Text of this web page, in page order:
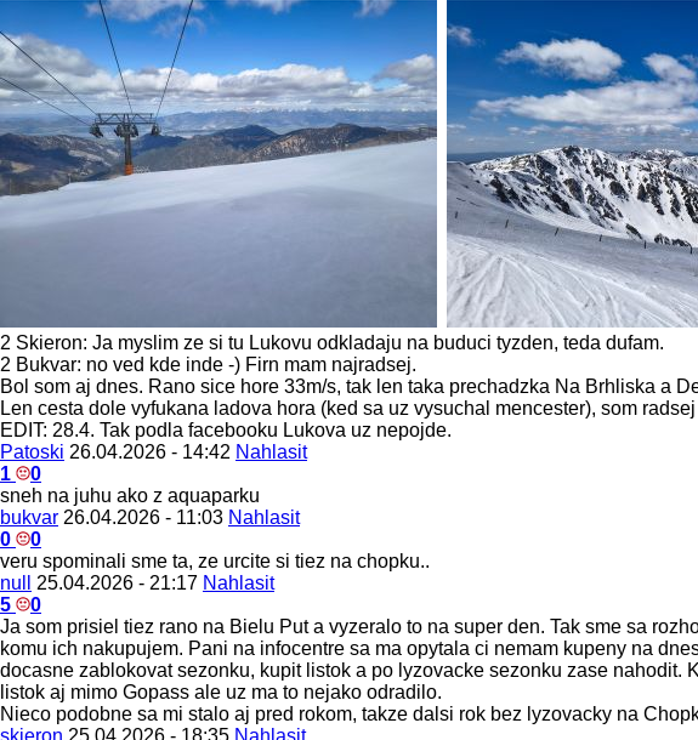
2 Skieron: Ja myslim ze si tu Lukovu odkladaju na buduci tyzden, teda dufam.
2 Bukvar: no ved kde inde -) Firn mam najradsej.
Bol som aj dnes. Rano sice hore 33m/s, tak len taka prechadzka Na Brhliska a
Len cesta dole vyfukana ladova hora (ked sa uz vysuchal mencester), som
EDIT: 28.4. Tak podla facebooku Lukova uz nepojde.
Patoski 26.04.2026 - 14:42 Nahlasit
1
0
sneh na juhu ako z aquaparku
bukvar 26.04.2026 - 11:03 Nahlasit
0
0
veru spominali sme ta, ze urcite si tiez na chopku..
null
25.04.2026 - 21:17 Nahlasit
5
0
Ja som prisiel tiez rano na Bielu Put a vyzeralo to na super den. Tak sme sa
komu ich nakupujem. Pani na infocentre sa ma opytala ci nemam kupeny na
docasne zablokovat sezonku, kupit listok a po lyzovacke sezonku zase
listok aj mimo Gopass ale uz ma to nejako odradilo.
Nieco podobne sa mi stalo aj pred rokom, takze dalsi rok bez lyzovacky na
skieron 25.04.2026 - 18:35 Nahlasit